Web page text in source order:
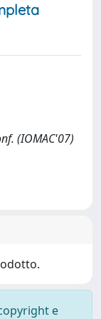
(IOMAC'07)
e